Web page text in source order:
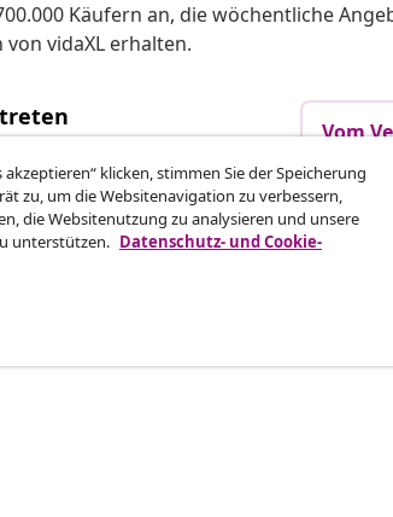
Käufern an, die wöchentliche
vidaXL erhalten.
für deine Bestellung ein.
Vom
Business
akzeptieren“ klicken, stimmen Sie der Speicherung
zu, um die Websitenavigation zu verbessern,
die Websitenutzung zu analysieren und unsere
unterstützen. Datenschutz- und Cookie-